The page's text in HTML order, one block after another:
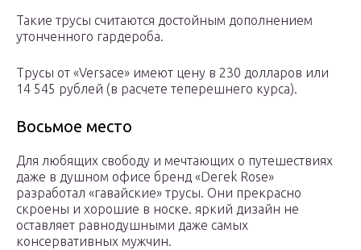
Такие трусы считаются достойным дополнением
утонченного гардероба.
Трусы от «Versace» имеют цену в 230 долларов или
14 545 рублей (в расчете теперешнего курса).
Восьмое место
Для любящих свободу и мечтающих о путешествиях
даже в душном офисе бренд «Derek Rose»
разработал «гавайские» трусы. Они прекрасно
скроены и хорошие в носке. яркий дизайн не
оставляет равнодушными даже самых
консервативных мужчин.